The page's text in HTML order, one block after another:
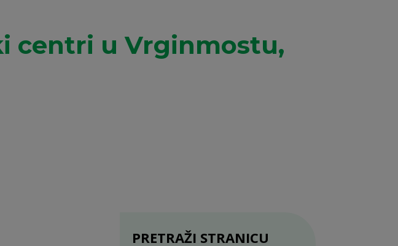
centri u Vrginmostu,
PRETRAŽI STRANICU